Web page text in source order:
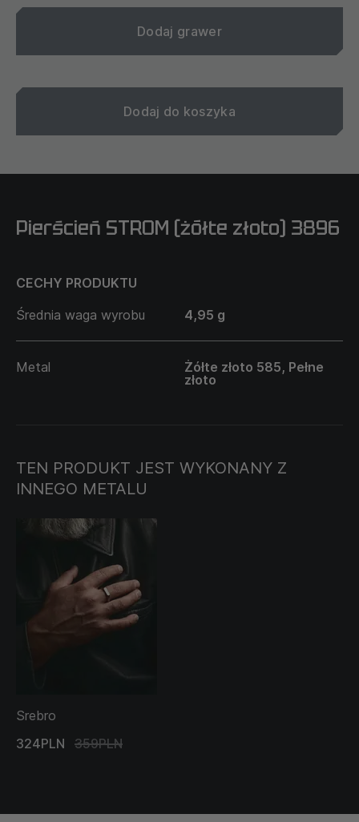
Dodaj grawer
Dodaj do koszyka
Pierścień STROM (żółte złoto) 3896
CECHY PRODUKTU
Średnia waga wyrobu
4,95 g
Metal
Żółte złoto 585, Pełne
złoto
TEN PRODUKT JEST WYKONANY Z
INNEGO METALU
Srebro
324PLN
359PLN